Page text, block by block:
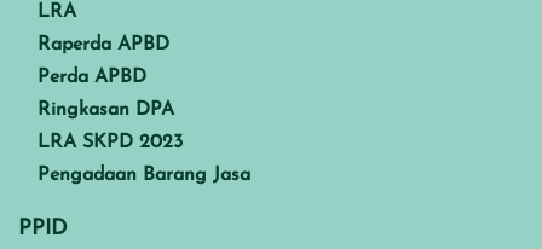
LRA
Raperda APBD
Perda APBD
Ringkasan DPA
LRA SKPD 2023
Pengadaan Barang Jasa
PPID